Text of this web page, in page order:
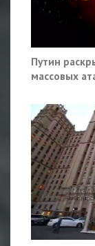
Путин
массовых